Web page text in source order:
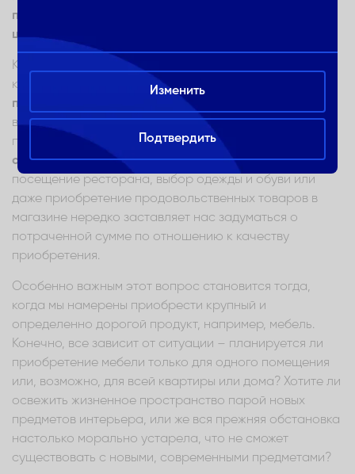
плюсы и минусы при покупке мебели по соразмерным
ценам в магазинах IKEA
Как и другие связанные с домашним хозяйством
крупные вопросы,
вопрос о покупке мебели не так уж
прост.
Любое ежедневное решение, связанное с
выдачей денег и приобретением какого-либо
продукта или услуги, обычно заставляет нас
стремиться найти баланс между ценой и качеством–
посещение ресторана, выбор одежды и обуви или
даже приобретение продовольственных товаров в
магазине нередко заставляет нас задуматься о
потраченной сумме по отношению к качеству
приобретения.
Особенно важным этот вопрос становится тогда,
когда мы намерены приобрести крупный и
определенно дорогой продукт, например, мебель.
Конечно, все зависит от ситуации – планируется ли
приобретение мебели только для одного помещения
или, возможно, для всей квартиры или дома? Хотите ли
освежить жизненное пространство парой новых
предметов интерьера, или же вся прежняя обстановка
настолько морально устарела, что не сможет
существовать с новыми, современными предметами?
Изменить
Подтвердить